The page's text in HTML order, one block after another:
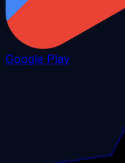
Google Play